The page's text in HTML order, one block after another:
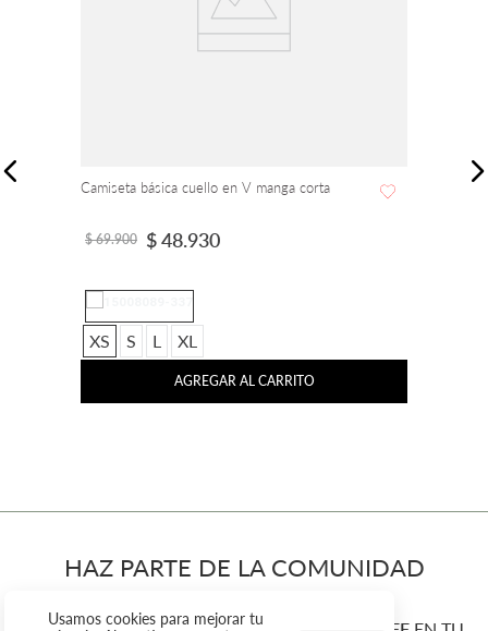
Usamos cookies para mejorar tu
Camiseta básica cuello en V manga corta
$ 69.900 $48.930
XS S L XL
AGREGAR AL CARRITO
HAZ PARTE DE LA COMUNIDAD